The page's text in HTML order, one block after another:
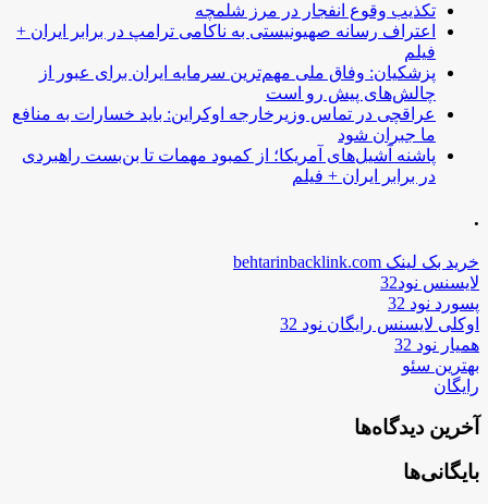
تکذیب وقوع انفجار در مرز شلمچه
اعتراف رسانه صهیونیستی به ناکامی ترامپ در برابر ایران +
فیلم
پزشکیان: وفاق ملی مهم‌ترین سرمایه ایران برای عبور از
چالش‌های پیش رو است
عراقچی در تماس وزیرخارجه اوکراین: باید خسارات به منافع
ما جبران شود
پاشنه آشیل‌های آمریکا؛ از کمبود مهمات تا بن‌بست راهبردی
در برابر ایران + فیلم
.
خرید بک لینک behtarinbacklink.com
لایسنس نود32
پسورد نود 32
اوکلی لایسنس رایگان نود 32
همیار نود 32
بهترین سئو
رایگان
آخرین دیدگاه‌ها
بایگانی‌ها